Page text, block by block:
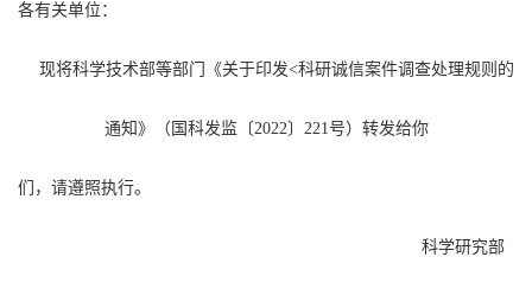
各有关单位：
现将科学技术部等部门《关于印发<科研诚信案件调查处理规则的
通知》（国科发监〔2022〕 221号）转发给你
们，请遵照执行。
科学研究部